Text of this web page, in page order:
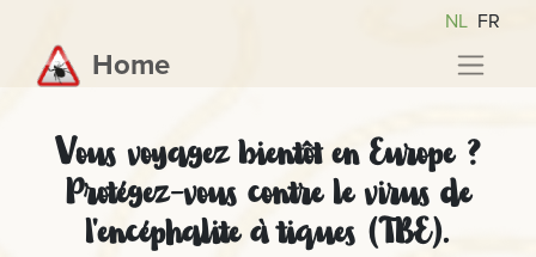
NL FR
Home
Vous voyagez bientôt en Europe ?
Protégez-vous contre le virus de
l'encéphalite à tiques (TBE).